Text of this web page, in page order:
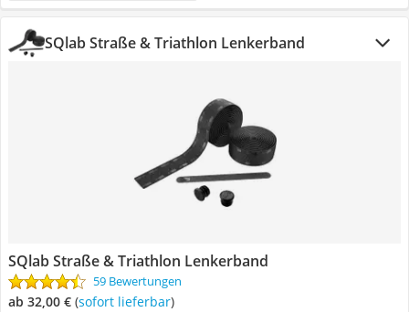
SQlab Straße & Triathlon Lenkerband
SQlab Straße & Triathlon Lenkerband
59 Bewertungen
ab 32,00 € ( Sofort lieferbar)